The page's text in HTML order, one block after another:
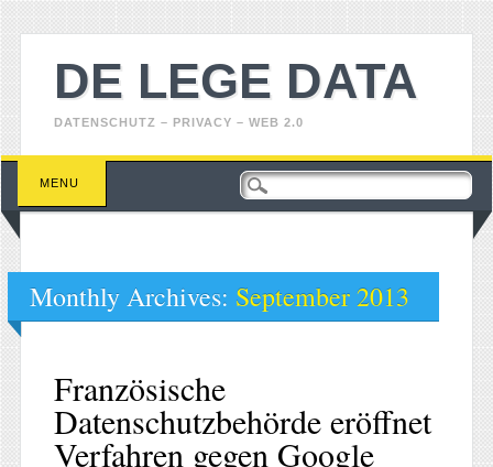
DE LEGE DATA
DATENSCHUTZ – PRIVACY – WEB 2.0
Main menu
Skip
content
MENU
Monthly Archives: September 2013
Französische
Datenschutzbehörde eröffnet
Verfahren gegen Google